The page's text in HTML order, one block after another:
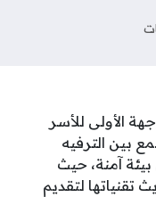
2026 يمثل الوجهة الأولى للأسر
بين الترفيه
بيئة آمنة، حيث
تقنياتها لتقديم